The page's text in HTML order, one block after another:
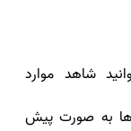
شاهد موارد
ها به صورت پیش